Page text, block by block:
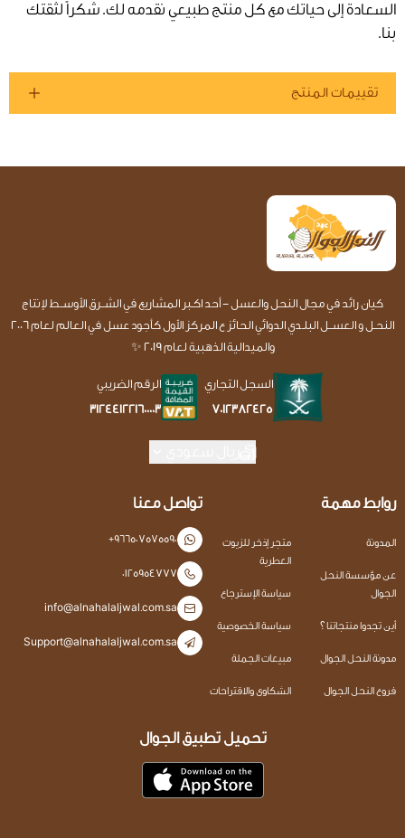
السعادة إلى حياتك مع كل منتج طبيعي نقدمه لك. شكراً لثقتك
بنا.
تقييمات المنتج
كيان رائد في مجال النحل والعسل - أحد اكـبر المشاريع في الشــرق الأوســط لإنتاج
النحـل و العســل البلـدي الدوائي الحائز ع المركز الأول كأجود عسل في العالم لعام 2006
والميدالية الذهبية لعام 2019 ✨
السجل التجاري
7012382425
الرقم الضريبي
312441221600003
روابط مهمة
المدونة
عن مؤسسة النحل
الجوال
أين تجدوا منتجاتنا ؟
مدونة النحل الجوال
فروع النحل الجوال
متجر إذخر للزيوت
العطرية
سياسة الإسترجاع
سياسة الخصوصية
مبيعات الجملة
الشكاوى والاقتراحات
تواصل معنا
+966507575590
0125954777
info@alnahalaljwal.com.sa
Support@alnahalaljwal.com.sa
تحميل تطبيق الجوال